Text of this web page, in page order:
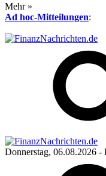
Mehr »
Ad hoc-Mitteilungen:
Donnerstag, 06.08.2026 -